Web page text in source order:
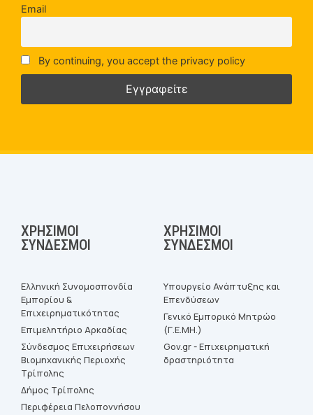
Email
By continuing, you accept the privacy policy
ΧΡΉΣΙΜΟΙ
ΣΎΝΔΕΣΜΟΙ
Ελληνική Συνομοσπονδία
Εμπορίου &
Επιχειρηματικότητας
Επιμελητήριο Αρκαδίας
Σύνδεσμος Επιχειρήσεων
Βιομηχανικής Περιοχής
Τρίπολης
Δήμος Τρίπολης
Περιφέρεια Πελοποννήσου
ΧΡΉΣΙΜΟΙ
ΣΎΝΔΕΣΜΟΙ
Υπουργείο Ανάπτυξης και
Επενδύσεων
Γενικό Εμπορικό Μητρώο
(Γ.Ε.ΜΗ.)
Gov.gr - Επιχειρηματική
δραστηριότητα